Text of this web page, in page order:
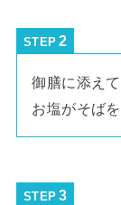
STEP
御膳に添え
お塩がそば
STEP